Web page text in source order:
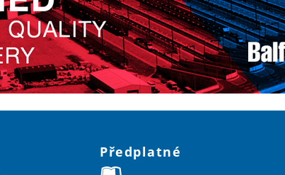
Předplatné